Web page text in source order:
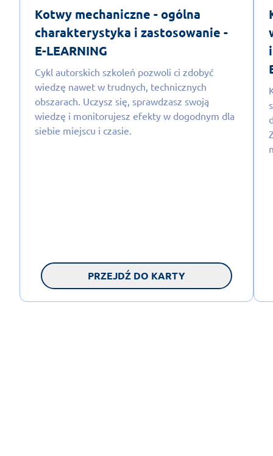
Kotwy mechaniczne - ogólna
charakterystyka i zastosowanie -
E-LEARNING
Cykl autorskich szkoleń pozwoli ci zdobyć
wiedzę nawet w trudnych, technicznych
obszarach. Uczysz się, sprawdzasz swoją
wiedzę i monitorujesz efekty w dogodnym dla
siebie miejscu i czasie.
PRZEJDŹ DO KARTY